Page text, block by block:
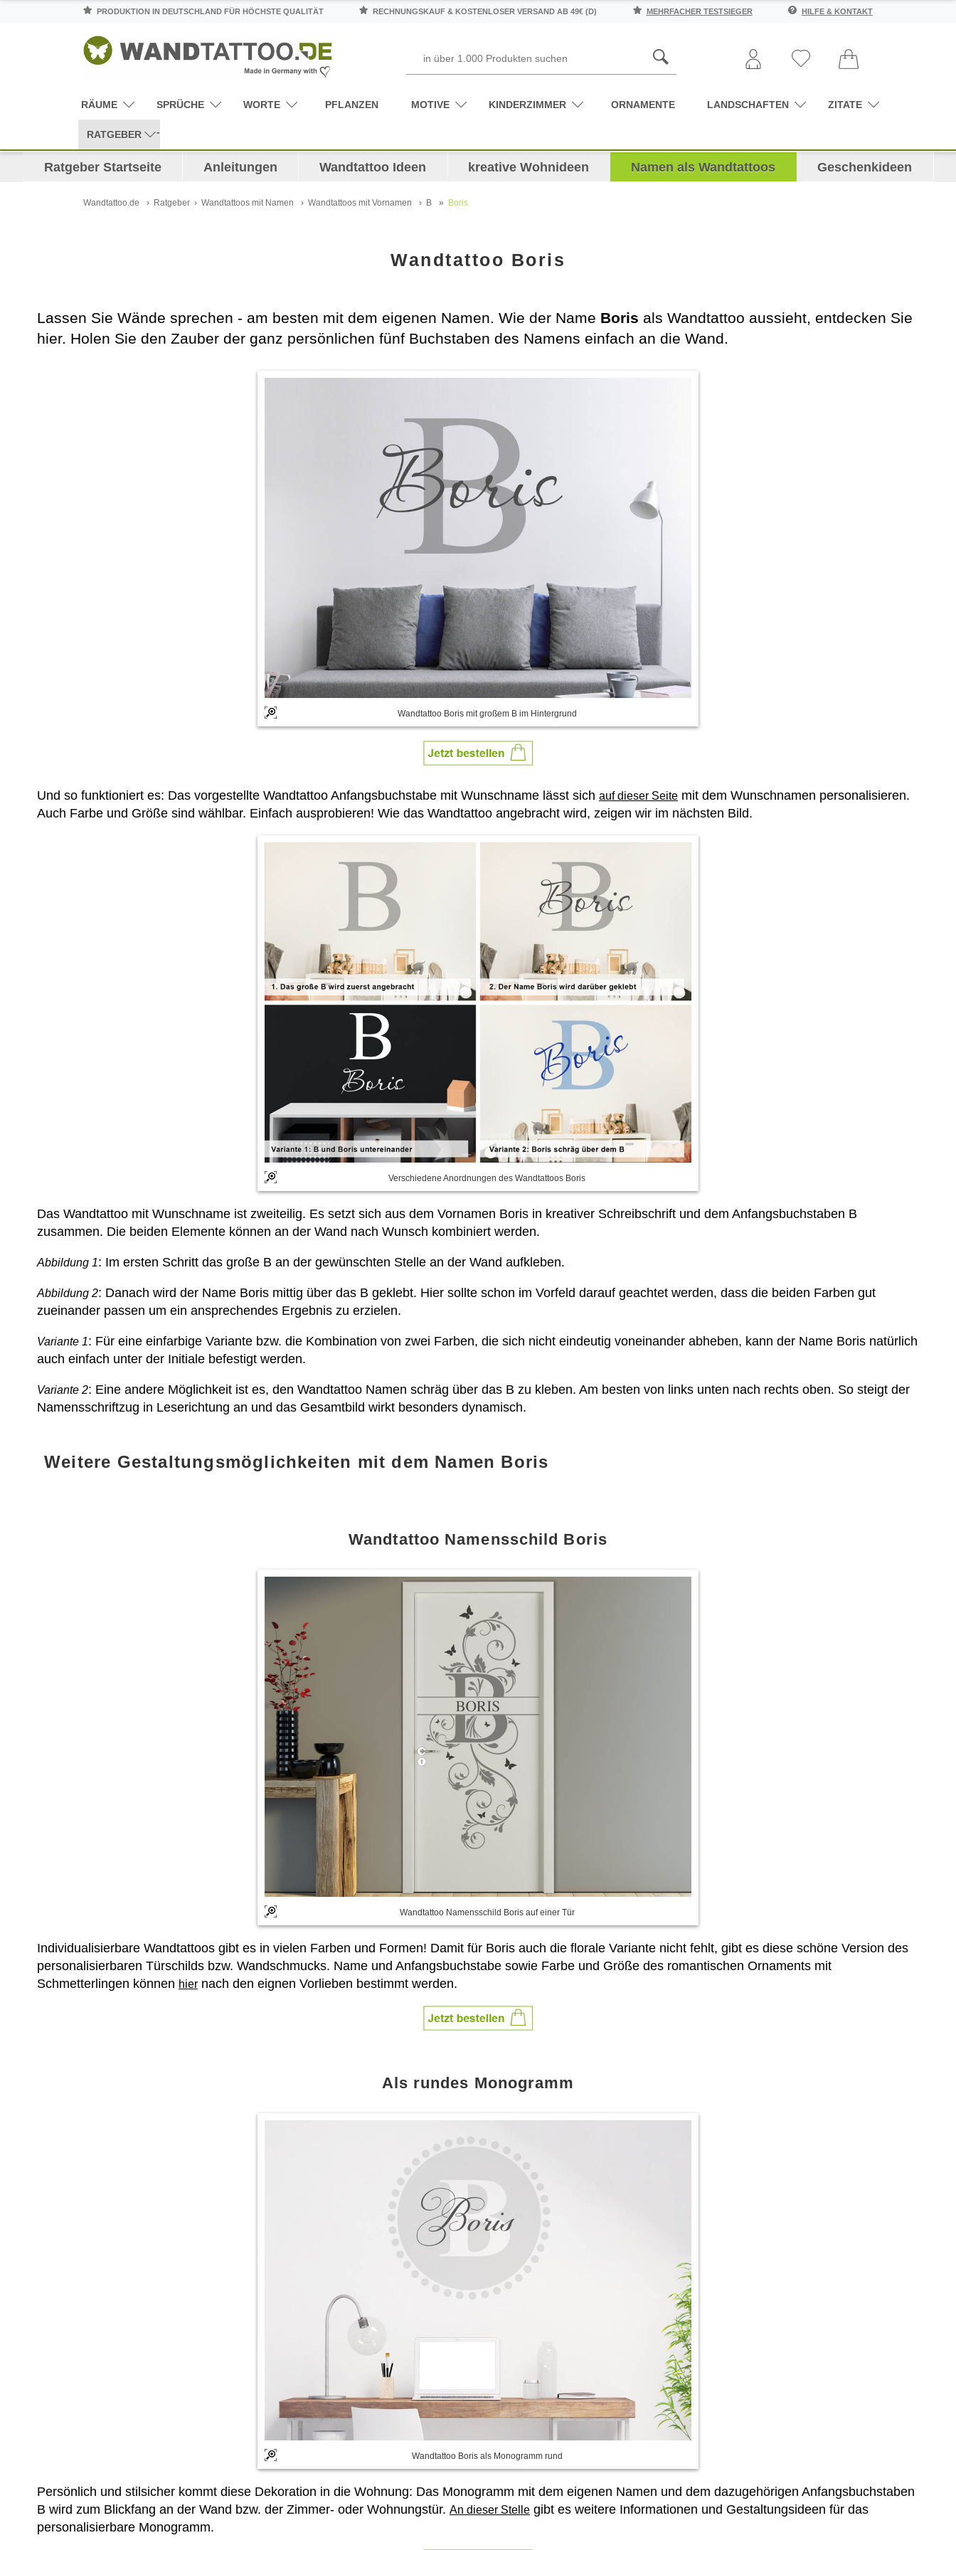
PRODUKTION IN DEUTSCHLAND FÜR HÖCHSTE QUALITÄT RECHNUNGSKAUF & KOSTENLOSER VERSAND AB 49€ (D) MEHRFACHER TESTSIEGER HILFE & KONTAKT
RÄUME SPRÜCHE WORTE PFLANZEN MOTIVE KINDERZIMMER ORNAMENTE LANDSCHAFTEN ZITATE
RATGEBER
Ratgeber Startseite Anleitungen Wandtattoo Ideen kreative Wohnideen Namen als Wandtattoos Geschenkideen
Wandtattoo.de Ratgeber Wandtattoos mit Namen Wandtattoos mit Vornamen B Boris
Wandtattoo Boris
Lassen Sie Wände sprechen - am besten mit dem eigenen Namen. Wie der Name Boris als Wandtattoo aussieht, entdecken Sie
hier. Holen Sie den Zauber der ganz persönlichen fünf Buchstaben des Namens einfach an die Wand.
Wandtattoo Boris mit großem B im Hintergrund
Und so funktioniert es: Das vorgestellte Wandtattoo Anfangsbuchstabe mit Wunschname lässt sich auf dieser Seite mit dem Wunschnamen personalisieren.
Auch Farbe und Größe sind wählbar. Einfach ausprobieren! Wie das Wandtattoo angebracht wird, zeigen wir im nächsten Bild.
Verschiedene Anordnungen des Wandtattoos Boris
Das Wandtattoo mit Wunschname ist zweiteilig. Es setzt sich aus dem Vornamen Boris in kreativer Schreibschrift und dem Anfangsbuchstaben B
zusammen. Die beiden Elemente können an der Wand nach Wunsch kombiniert werden.
Abbildung 1: Im ersten Schritt das große B an der gewünschten Stelle an der Wand aufkleben.
Abbildung 2: Danach wird der Name Boris mittig über das B geklebt. Hier sollte schon im Vorfeld darauf geachtet werden, dass die beiden Farben gut
zueinander passen um ein ansprechendes Ergebnis zu erzielen.
Variante 1: Für eine einfarbige Variante bzw. die Kombination von zwei Farben, die sich nicht eindeutig voneinander abheben, kann der Name Boris natürlich
auch einfach unter der Initiale befestigt werden.
Variante 2: Eine andere Möglichkeit ist es, den Wandtattoo Namen schräg über das B zu kleben. Am besten von links unten nach rechts oben. So steigt der
Namensschriftzug in Leserichtung an und das Gesamtbild wirkt besonders dynamisch.
Weitere Gestaltungsmöglichkeiten mit dem Namen Boris
Wandtattoo Namensschild Boris
Wandtattoo Namensschild Boris auf einer Tür
Individualisierbare Wandtattoos gibt es in vielen Farben und Formen! Damit für Boris auch die florale Variante nicht fehlt, gibt es diese schöne Version des
personalisierbaren Türschilds bzw. Wandschmucks. Name und Anfangsbuchstabe sowie Farbe und Größe des romantischen Ornaments mit
Schmetterlingen können hier nach den eignen Vorlieben bestimmt werden.
Als rundes Monogramm
Wandtattoo Boris als Monogramm rund
Persönlich und stilsicher kommt diese Dekoration in die Wohnung: Das Monogramm mit dem eigenen Namen und dem dazugehörigen Anfangsbuchstaben
B wird zum Blickfang an der Wand bzw. der Zimmer- oder Wohnungstür. An dieser Stelle gibt es weitere Informationen und Gestaltungsideen für das
personalisierbare Monogramm.